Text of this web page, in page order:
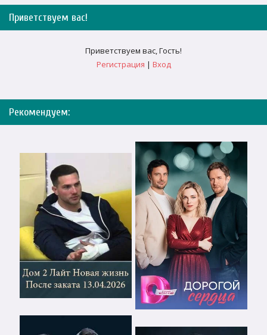
Приветствуем вас!
Приветствуем вас,Гость!
Регистрация | Вход
Рекомендуем: